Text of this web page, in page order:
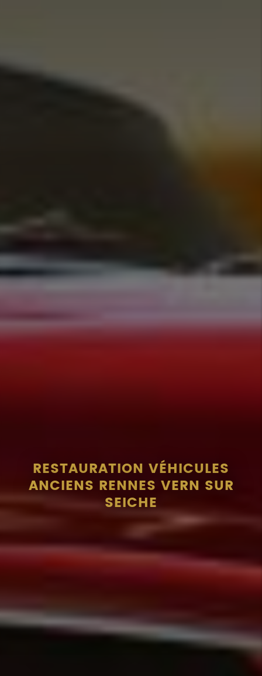
RESTAURATION VÉHICULES
ANCIENS RENNES VERN SUR
SEICHE